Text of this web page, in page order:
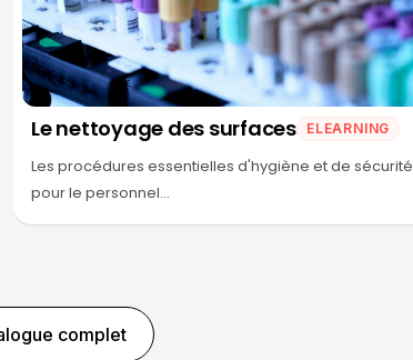
Le nettoyage des surfaces ELEARNING
Les procédures essentielles d'hygiène et de sécurité
pour le personnel...
complet